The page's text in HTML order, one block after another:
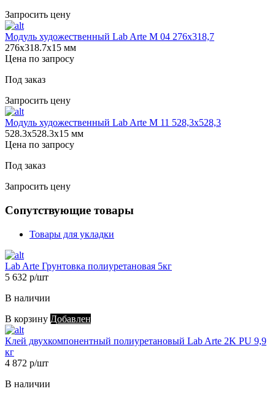
Запросить цену
Модуль художественный Lab Arte М 04 276х318,7
276х318.7х15 мм
Цена по запросу
Под заказ
Запросить цену
Модуль художественный Lab Arte М 11 528,3х528,3
528.3х528.3х15 мм
Цена по запросу
Под заказ
Запросить цену
Сопутствующие товары
Товары для укладки
Lab Arte Грунтовка полиуретановая 5кг
5 632 р/шт
В наличии
В корзину Добавлен
Клей двухкомпонентный полиуретановый Lab Arte 2K PU 9,9
кг
4 872 р/шт
В наличии